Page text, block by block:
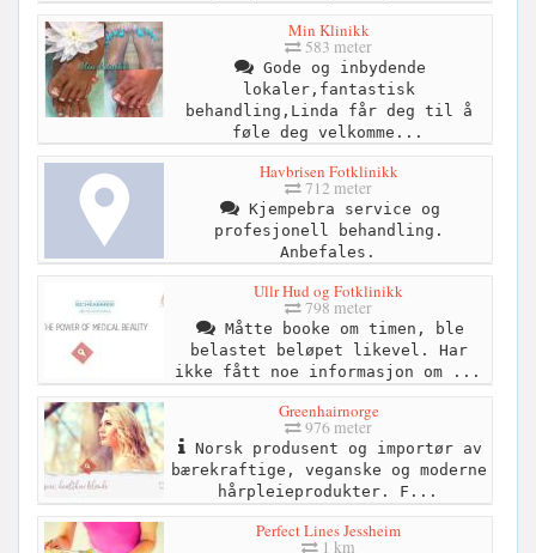
Min Klinikk
583 meter
Gode og inbydende
lokaler,fantastisk
behandling,Linda får deg til å
føle deg velkomme...
Havbrisen Fotklinikk
712 meter
Kjempebra service og
profesjonell behandling.
Anbefales.
Ullr Hud og Fotklinikk
798 meter
Måtte booke om timen, ble
belastet beløpet likevel. Har
ikke fått noe informasjon om ...
Greenhairnorge
976 meter
Norsk produsent og importør av
bærekraftige, veganske og moderne
hårpleieprodukter. F...
Perfect Lines Jessheim
1 km